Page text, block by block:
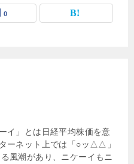
0
イ」とは日経平均株価を意
ーネット上では「○ッ△△」
風潮があり、ニケーイもニ